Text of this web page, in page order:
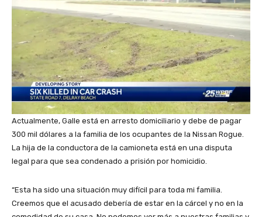
Actualmente, Galle está en arresto domiciliario y debe de pagar
300 mil dólares a la familia de los ocupantes de la Nissan Rogue.
La hija de la conductora de la camioneta está en una disputa
legal para que sea condenado a prisión por homicidio.
“Esta ha sido una situación muy difícil para toda mi familia.
Creemos que el acusado debería de estar en la cárcel y no en la